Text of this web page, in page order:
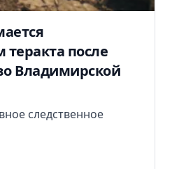
теракта после
Владимирской
следственное